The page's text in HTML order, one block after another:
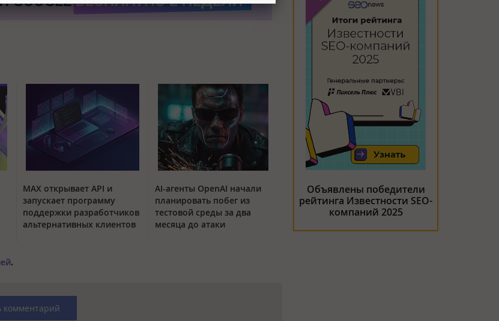
MAX открывает API и
запускает программу
поддержки разработчиков
альтернативных клиентов
AI-агенты OpenAI начали
планировать побег из
тестовой среды за два
месяца до атаки
.
комментарий
Объявлены победители
рейтинга Известности SEO-
компаний 2025